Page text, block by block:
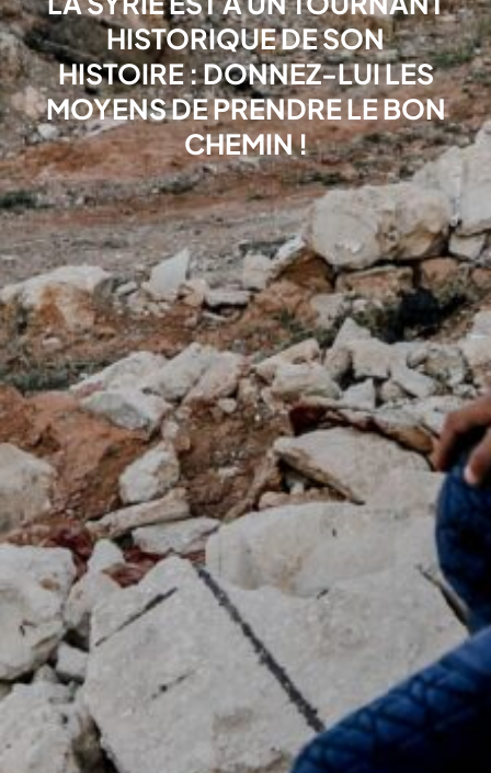
HISTORIQUE DE SON
HISTOIRE : DONNEZ-LUI LES
MOYENS DE PRENDRE LE BON
CHEMIN !